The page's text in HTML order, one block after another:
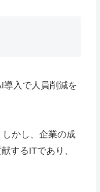
入で人員削減を
かし、企業の成
するITであり、